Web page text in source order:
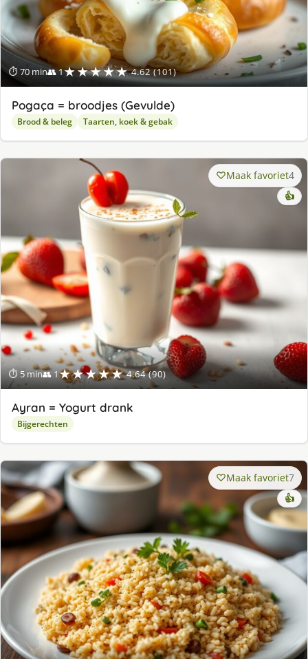
⏱ 70 min👥 1★★★★★ 4.62 (101)
Pogaça = broodjes (Gevulde)
Brood & beleg Taarten, koek & gebak
⏱ 5 min👥 1★★★★★ 4.64 (90)
Maak favoriet4
👍
Ayran = Yogurt drank
Bijgerechten
Maak favoriet7
👍